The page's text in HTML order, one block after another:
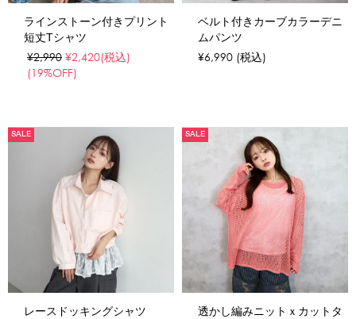
ラインストーン付きプリント
短丈Tシャツ
¥2,990 ¥2,420(税込)
(19%OFF)
ベルト付きカーブカラーデニ
ムパンツ
¥6,990 (税込)
SALE
レースドッキングシャツ
SALE
透かし編みニットｘカットタ